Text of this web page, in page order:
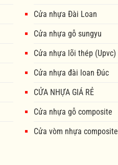
Cửa nhựa Đài Loan
Cửa nhựa gỗ sungyu
Cửa nhựa lõi thép (Upvc)
Cửa nhựa đài loan Đúc
CỬA NHỰA GIÁ RẺ
Cửa nhựa gỗ composite
Cửa vòm nhựa composite